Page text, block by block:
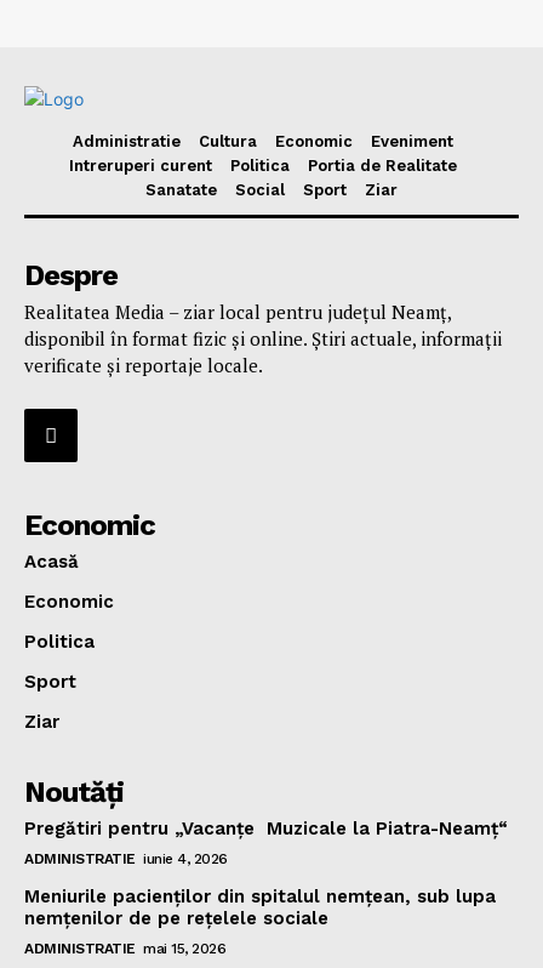
Administratie Cultura Economic
Eveniment
Intreruperi curent
Politica
Portia de Realitate
Sanatate
Social Sport Ziar
Despre
Realitatea Media – ziar local pentru județul Neamț,
disponibil în format fizic și online. Știri actuale, informații
verificate și reportaje locale.
Economic
Acasă
Economic
Politica
Sport
Ziar
Noutăţi
Pregătiri pentru „Vacanţe Muzicale la Piatra-Neamţ“
ADMINISTRATIE iunie 4, 2026
Meniurile pacienţilor din spitalul nemţean, sub lupa
nemţenilor de pe reţelele sociale
ADMINISTRATIE mai 15, 2026